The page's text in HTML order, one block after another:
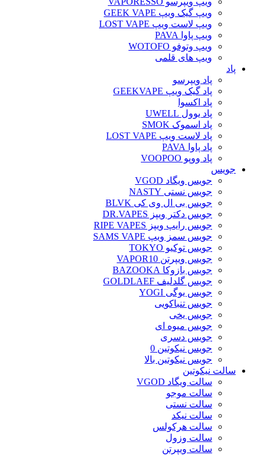
ویپ گیک ویپ GEEK VAPE
ویپ لاست ویپ LOST VAPE
ویپ پاوا PAVA
ویپ وتوفو WOTOFO
ویپ های قلمی
پاد
پاد ویپرسو
پاد گیک ویپ GEEKVAPE
پاد اکسوا
پاد یوول UWELL
پاد اسموک SMOK
پاد لاست ویپ LOST VAPE
پاد پاوا PAVA
پاد ووپو VOOPOO
جویس‌
جویس ویگاد VGOD
جویس نستی NASTY
جویس بی ال وی کی BLVK
جویس دکتر ویپز DR.VAPES
جویس رایپ ویپز RIPE VAPES
جویس سمز ویپ SAMS VAPE
جویس توکیو TOKYO
جویس ویپرتن VAPOR10
جویس بازوکا BAZOOKA
جویس گلدلیف GOLDLAEF
جویس یوگی YOGI
جویس تنباکویی
جویس یخی
جویس میوه ای
جویس دسری
جویس نیکوتین 0
جویس نیکوتین بالا
سالت نیکوتین
سالت ویگاد VGOD
سالت موجو
سالت نستی
سالت نیکد
سالت هرکولس
سالت وزول
سالت ویپرتن